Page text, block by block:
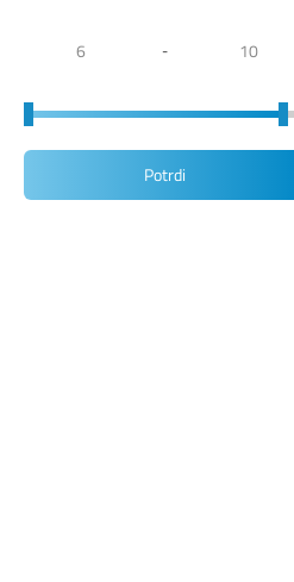
-
Potrdi